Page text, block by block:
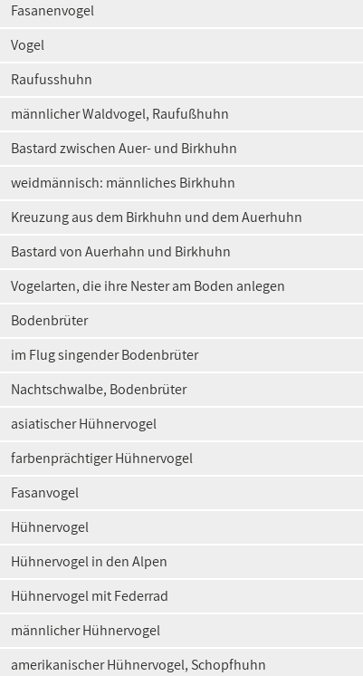
Fasanenvogel
Vogel
Raufusshuhn
männlicher Waldvogel, Raufußhuhn
Bastard zwischen Auer- und Birkhuhn
weidmännisch: männliches Birkhuhn
Kreuzung aus dem Birkhuhn und dem Auerhuhn
Bastard von Auerhahn und Birkhuhn
Vogelarten, die ihre Nester am Boden anlegen
Bodenbrüter
im Flug singender Bodenbrüter
Nachtschwalbe, Bodenbrüter
asiatischer Hühnervogel
farbenprächtiger Hühnervogel
Fasanvogel
Hühnervogel
Hühnervogel in den Alpen
Hühnervogel mit Federrad
männlicher Hühnervogel
amerikanischer Hühnervogel, Schopfhuhn